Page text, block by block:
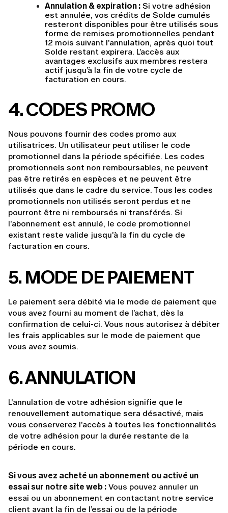
Annulation & expiration : Si votre adhésion
est annulée, vos crédits de Solde cumulés
resteront disponibles pour être utilisés sous
forme de remises promotionnelles pendant
12 mois suivant l'annulation, après quoi tout
Solde restant expirera. L’accès aux
avantages exclusifs aux membres restera
actif jusqu’à la fin de votre cycle de
facturation en cours.
4. CODES PROMO
Nous pouvons fournir des codes promo aux
utilisatrices. Un utilisateur peut utiliser le code
promotionnel dans la période spécifiée. Les codes
promotionnels sont non remboursables, ne peuvent
pas être retirés en espèces et ne peuvent être
utilisés que dans le cadre du service. Tous les codes
promotionnels non utilisés seront perdus et ne
pourront être ni remboursés ni transférés. Si
l'abonnement est annulé, le code promotionnel
existant reste valide jusqu'à la fin du cycle de
facturation en cours.
5. MODE DE PAIEMENT
Le paiement sera débité via le mode de paiement que
vous avez fourni au moment de l’achat, dès la
confirmation de celui-ci. Vous nous autorisez à débiter
les frais applicables sur le mode de paiement que
vous avez soumis.
6. ANNULATION
L'annulation de votre adhésion signifie que le
renouvellement automatique sera désactivé, mais
vous conserverez l'accès à toutes les fonctionnalités
de votre adhésion pour la durée restante de la
période en cours.
Si vous avez acheté un abonnement ou activé un
essai sur notre site web : Vous pouvez annuler un
essai ou un abonnement en contactant notre service
client avant la fin de l’essai ou de la période